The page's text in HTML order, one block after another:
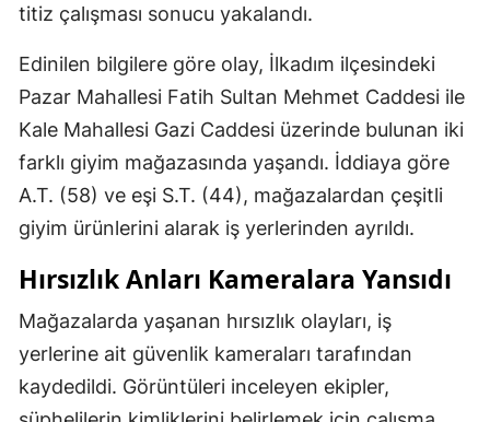
titiz çalışması sonucu yakalandı.
Edinilen bilgilere göre olay, İlkadım ilçesindeki
Pazar Mahallesi Fatih Sultan Mehmet Caddesi ile
Kale Mahallesi Gazi Caddesi üzerinde bulunan iki
farklı giyim mağazasında yaşandı. İddiaya göre
A.T. (58) ve eşi S.T. (44), mağazalardan çeşitli
giyim ürünlerini alarak iş yerlerinden ayrıldı.
Hırsızlık Anları Kameralara Yansıdı
Mağazalarda yaşanan hırsızlık olayları, iş
yerlerine ait güvenlik kameraları tarafından
kaydedildi. Görüntüleri inceleyen ekipler,